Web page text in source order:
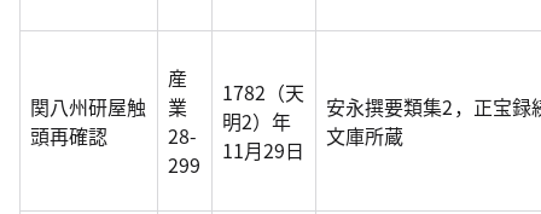
関八州研屋触
頭再確認
産
業
28-
299
1782（天
明2）年
11月29日
安永撰要類集2，正宝
文庫所蔵